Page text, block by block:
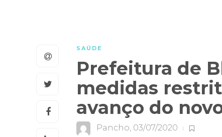
SAÚDE
Prefeitura de
medidas
avanço do
Pancho, 03/07/2020